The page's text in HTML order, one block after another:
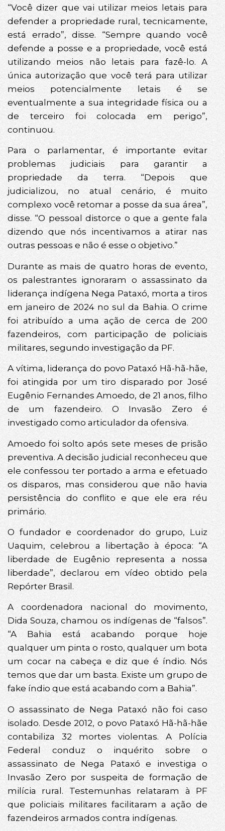
“Você dizer que vai utilizar meios letais para
defender a propriedade rural, tecnicamente,
está errado”, disse. “Sempre quando você
defende a posse e a propriedade, você está
utilizando meios não letais para fazê-lo. A
única autorização que você terá para utilizar
meios potencialmente letais é se
eventualmente a sua integridade física ou a
de terceiro foi colocada em perigo”,
continuou.
Para o parlamentar, é importante evitar
problemas judiciais para garantir a
propriedade da terra. “Depois que
judicializou, no atual cenário, é muito
complexo você retomar a posse da sua área”,
disse. “O pessoal distorce o que a gente fala
dizendo que nós incentivamos a atirar nas
outras pessoas e não é esse o objetivo.”
Durante as mais de quatro horas de evento,
os palestrantes ignoraram o assassinato da
liderança indígena Nega Pataxó, morta a tiros
em janeiro de 2024 no sul da Bahia. O crime
foi atribuído a uma ação de cerca de 200
fazendeiros, com participação de policiais
militares, segundo investigação da PF.
A vítima, liderança do povo Pataxó Hã-hã-hãe,
foi atingida por um tiro disparado por José
Eugênio Fernandes Amoedo, de 21 anos, filho
de um fazendeiro. O Invasão Zero é
investigado como articulador da ofensiva.
Amoedo foi solto após sete meses de prisão
preventiva. A decisão judicial reconheceu que
ele confessou ter portado a arma e efetuado
os disparos, mas considerou que não havia
persistência do conflito e que ele era réu
primário.
O fundador e coordenador do grupo, Luiz
Uaquim, celebrou a libertação à época: “A
liberdade de Eugênio representa a nossa
liberdade”, declarou em vídeo obtido pela
Repórter Brasil.
A coordenadora nacional do movimento,
Dida Souza, chamou os indígenas de “falsos”.
“A Bahia está acabando porque hoje
qualquer um pinta o rosto, qualquer um bota
um cocar na cabeça e diz que é índio. Nós
temos que dar um basta. Existe um grupo de
fake índio que está acabando com a Bahia”.
O assassinato de Nega Pataxó não foi caso
isolado. Desde 2012, o povo Pataxó Hã-hã-hãe
contabiliza 32 mortes violentas. A Polícia
Federal conduz o inquérito sobre o
assassinato de Nega Pataxó e investiga o
Invasão Zero por suspeita de formação de
milícia rural. Testemunhas relataram à PF
que policiais militares facilitaram a ação de
fazendeiros armados contra indígenas.